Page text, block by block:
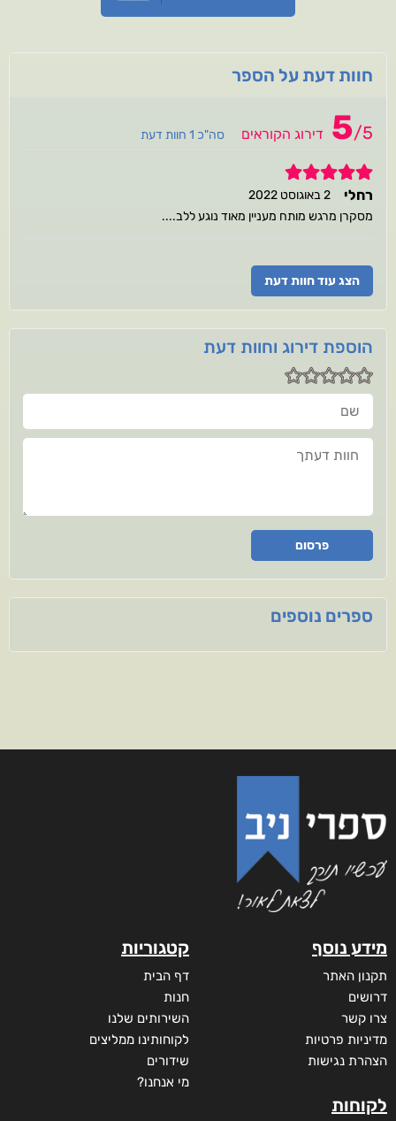
חוות דעת על הספר
5/5 דירוג הקוראים סה"כ 1 חוות דעת
5
רחלי
2 באוגוסט 2022
מסקרן מרגש מותח מעניין מאוד נוגע ללב....
הצג עוד חוות דעת
הוספת דירוג וחוות דעת
שם
חוות דעתך
פרסום
ספרים נוספים
מידע נוסף
תקנון האתר
דרושים
צרו קשר
מדיניות פרטיות
הצהרת נגישות
לקוחות
קטגוריות
דף הבית
חנות
השירותים שלנו
לקוחותינו ממליצים
שידורים
מי אנחנו?